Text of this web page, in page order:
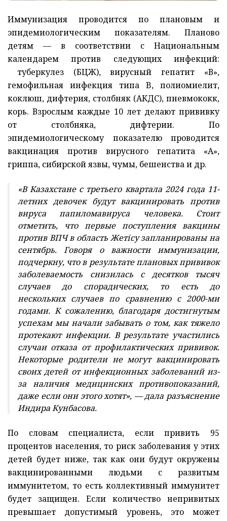
Иммунизация проводится по плановым и
эпидемиологическим показателям. Планово
детям — в соответствии с Национальным
календарем против следующих инфекций:
туберкулез (БЦЖ), вирусный гепатит «В»,
гемофильная инфекция типа B, полиомиелит,
коклюш, дифтерия, столбняк (АКДС), пневмококк,
корь. Взрослым каждые 10 лет делают прививку
от столбняка, дифтерии. По
эпидемиологическому показателю проводится
вакцинация против вирусного гепатита «А»,
гриппа, сибирской язвы, чумы, бешенства и др.
«В Казахстане с третьего квартала 2024 года 11-
летних девочек будут вакцинировать против
вируса папиломавируса человека. Стоит
отметить, что первые поступления вакцины
против ВПЧ в область Жетісу запланированы на
сентябрь. Говоря о важности иммунизации,
подчеркну, что в результате плановых прививок
заболеваемость снизилась с десятков тысяч
случаев до спорадических, то есть до
нескольких случаев по сравнению с 2000-ми
годами. К сожалению, благодаря достигнутым
успехам мы начали забывать о том, как тяжело
протекают инфекции. В результате участились
случаи отказа от профилактических прививок.
Некоторые родители не могут вакцинировать
своих детей от инфекционных заболеваний из-
за наличия медицинских противопоказаний,
даже если они этого хотят», — дала разъяснение
Индира Кунбасова.
По словам специалиста, если привить 95
процентов населения, то риск заболевания у этих
детей будет ниже, так как они будут окружены
вакцинированными людьми с развитым
иммунитетом, то есть коллективный иммунитет
будет защищен. Если количество непривитых
превышает допустимый уровень, это может